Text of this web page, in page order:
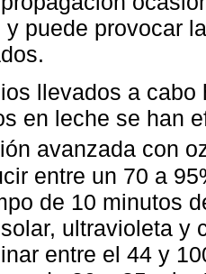
y puede provocar
llevados a
en leche se han
avanzada con
entre un 70 a
de 10 minutos
ultravioleta y
entre el 44 y